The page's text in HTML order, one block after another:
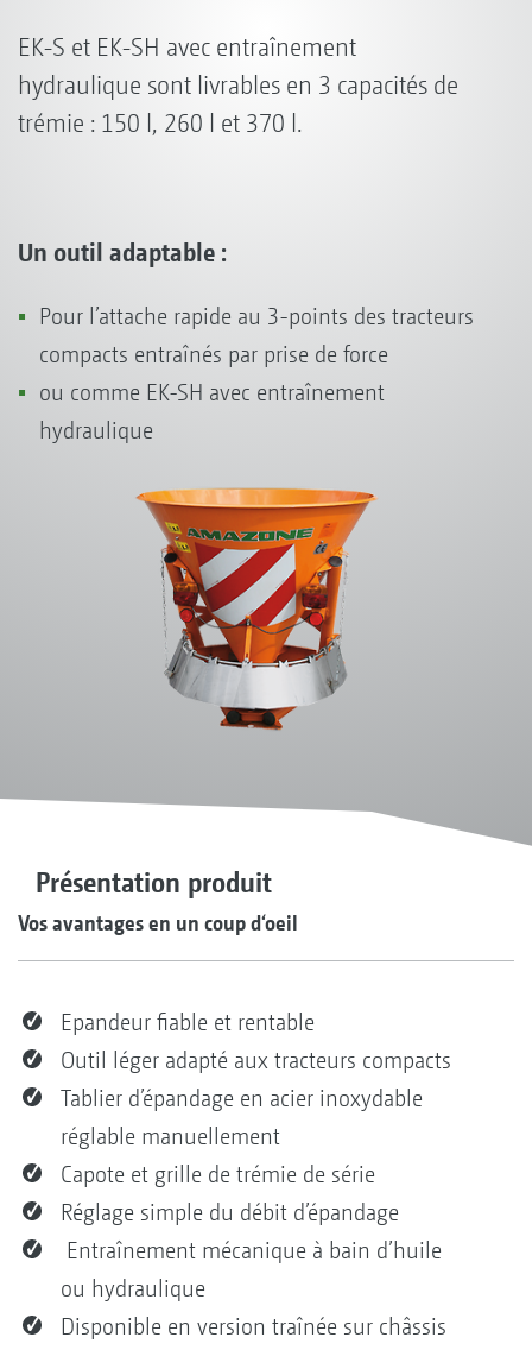
EK-S et EK-SH avec entraînement
hydraulique sont livrables en 3 capacités de
trémie : 150 l, 260 l et 370 l.
Un outil adaptable :
Pour l’attache rapide au 3-points des tracteurs
compacts entraînés par prise de force
ou comme EK-SH avec entraînement
hydraulique
Présentation produit
Vos avantages en un coup d‘oeil
Epandeur fiable et rentable
Outil léger adapté aux tracteurs compacts
Tablier d’épandage en acier inoxydable
réglable manuellement
Capote et grille de trémie de série
Réglage simple du débit d’épandage
Entraînement mécanique à bain d’huile
ou hydraulique
Disponible en version traînée sur châssis